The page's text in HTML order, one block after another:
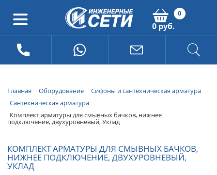
0
0 руб.
Главная Оборудование
Сифоны и сантехническая арматура
Сантехническая арматура
Комплект арматуры для смывных бачков, нижнее
подключение, двухуровневый, Уклад
КОМПЛЕКТ АРМАТУРЫ ДЛЯ СМЫВНЫХ БАЧКОВ,
НИЖНЕЕ ПОДКЛЮЧЕНИЕ, ДВУХУРОВНЕВЫЙ,
УКЛАД